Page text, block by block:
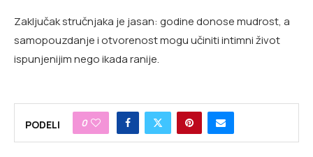
Zaključak stručnjaka je jasan: godine donose mudrost, a
samopouzdanje i otvorenost mogu učiniti intimni život
ispunjenijim nego ikada ranije.
PODELI 0